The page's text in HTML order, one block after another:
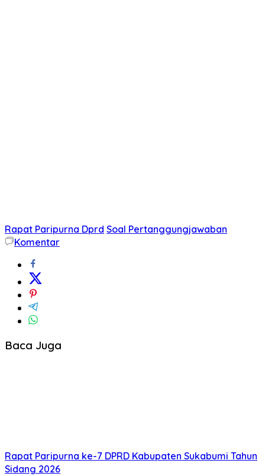
Rapat Paripurna Dprd Soal Pertanggungjawaban
Komentar
Baca Juga
Rapat Paripurna ke-7 DPRD Kabupaten Sukabumi Tahun
Sidang 2026